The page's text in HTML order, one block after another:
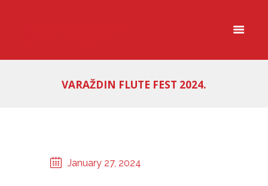
VARAŽDIN FLUTE FEST 2024.
January 27, 2024